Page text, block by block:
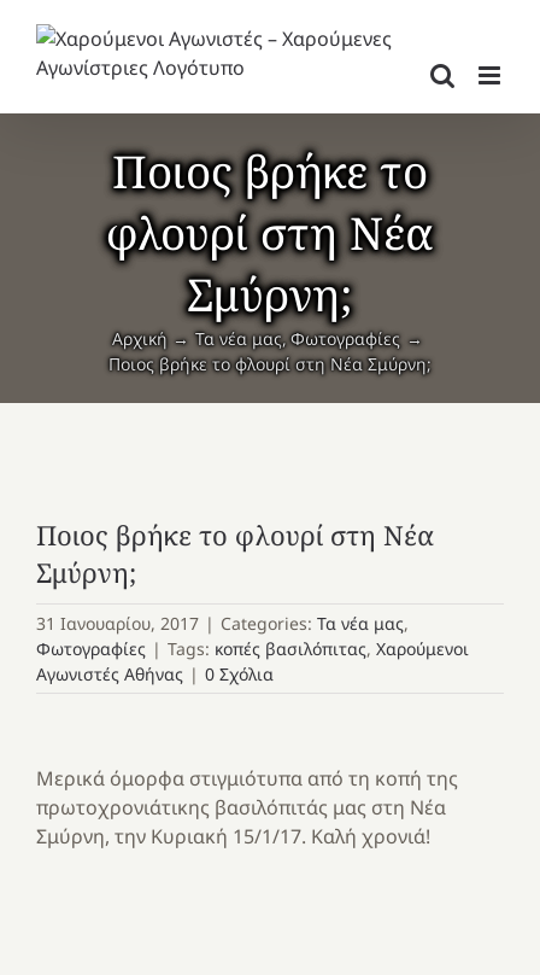
περιεχόμενο
Ποιος βρήκε το
φλουρί στη Νέα
Σμύρνη;
Αρχική Τα νέα μας Φωτογραφίες
Ποιος βρήκε το φλουρί στη Νέα Σμύρνη;
Ποιος βρήκε το φλουρί στη Νέα
Σμύρνη;
31 Ιανουαρίου, 2017 | Categories: Τα νέα μας,
Φωτογραφίες | Tags: κοπές βασιλόπιτας, Χαρούμενοι
Αγωνιστές Αθήνας | 0 Σχόλια
Μερικά όμορφα στιγμιότυπα από τη κοπή της
πρωτοχρονιάτικης βασιλόπιτάς μας στη Νέα
Σμύρνη, την Κυριακή 15/1/17. Καλή χρονιά!